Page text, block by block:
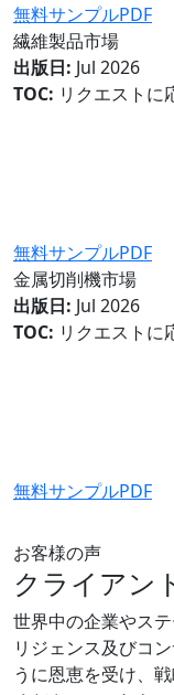
無料サンプルPDF
繊維製品市場
出版日: Jul 2026
TOC: リクエストに
無料サンプルPDF
金属切削機市場
出版日: Jul 2026
TOC: リクエストに
無料サンプルPDF
お客様の声
クライアン
世界中の企業やス
リジェンス及びコ
うに恩恵を受け、